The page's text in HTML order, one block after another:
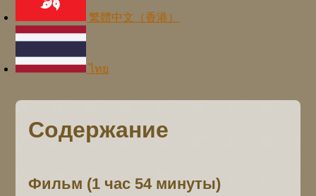
繁體中文（香港）
ไทย
Содержание
Фильм (1 час 54 минуты)